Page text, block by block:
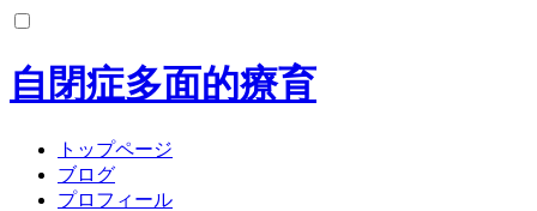
コ
テ
ン
自閉症多面的療育
トップページ
ブログ
プロフィール